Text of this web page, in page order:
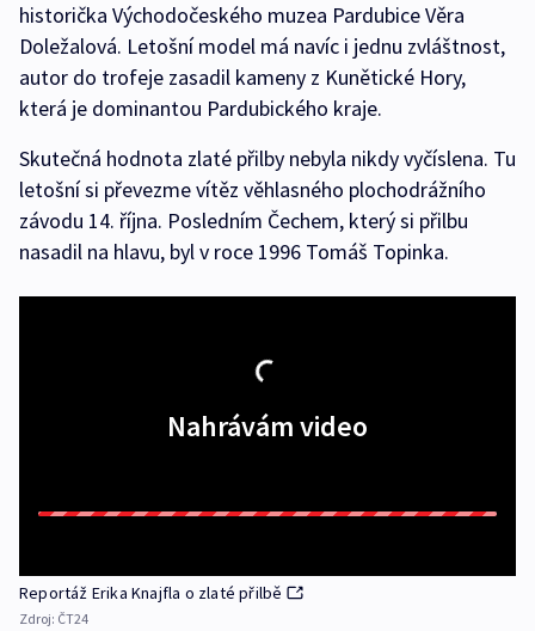
historička Východočeského muzea Pardubice Věra
Doležalová. Letošní model má navíc i jednu zvláštnost,
autor do trofeje zasadil kameny z Kunětické Hory,
která je dominantou Pardubického kraje.
Skutečná hodnota zlaté přilby nebyla nikdy vyčíslena. Tu
letošní si převezme vítěz věhlasného plochodrážního
závodu 14. října. Posledním Čechem, který si přilbu
nasadil na hlavu, byl v roce 1996 Tomáš Topinka.
Nahrávám video
Reportáž Erika Knajfla o zlaté přilbě
Zdroj: ČT24